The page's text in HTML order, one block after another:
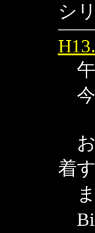
シ
午
今
お
着
ま